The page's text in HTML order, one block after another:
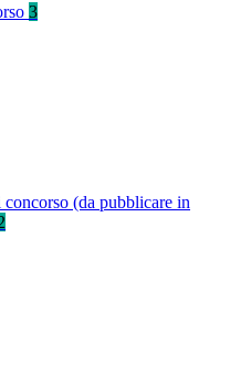
3
(da pubblicare in